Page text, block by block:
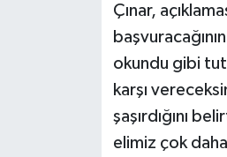
Çınar,
okundu gibi
karşı
şaşırdığını
elimiz çok